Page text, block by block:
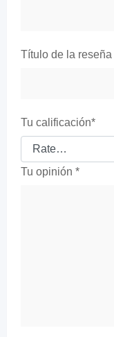
Título de la reseña
Tu calificación*
Tu opinión *